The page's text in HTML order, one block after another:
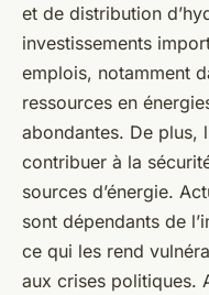
et de distribution
investissements
emplois, notamment
ressources en
abondantes. De plus,
contribuer à la
sources d’énergie.
sont dépendants de
ce qui les rend
aux crises politiques.